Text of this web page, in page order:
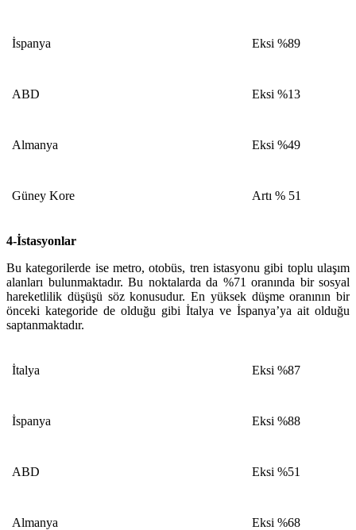
İspanya Eksi %89
ABD Eksi %13
Almanya Eksi %49
Güney Kore Artı % 51
4-İstasyonlar
Bu kategorilerde ise metro, otobüs, tren istasyonu gibi toplu ulaşım
alanları bulunmaktadır. Bu noktalarda da %71 oranında bir sosyal
hareketlilik düşüşü söz konusudur. En yüksek düşme oranının bir
önceki kategoride de olduğu gibi İtalya ve İspanya’ya ait olduğu
saptanmaktadır.
İtalya Eksi %87
İspanya Eksi %88
ABD Eksi %51
Almanya Eksi %68